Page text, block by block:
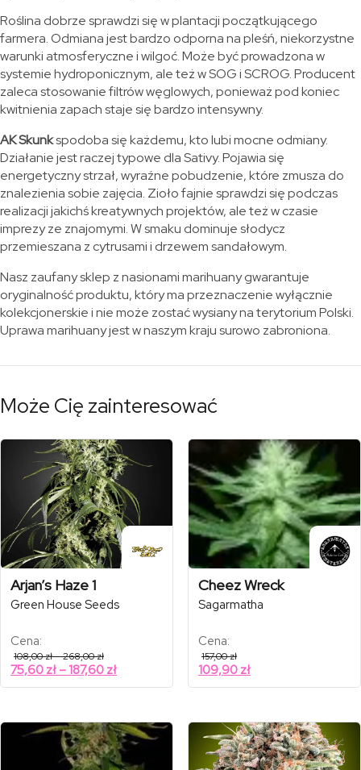
Roślina dobrze sprawdzi się w plantacji początkującego
farmera. Odmiana jest bardzo odporna na pleśń, niekorzystne
warunki atmosferyczne i wilgoć. Może być prowadzona w
systemie hydroponicznym, ale też w SOG i SCROG. Producent
zaleca stosowanie filtrów węglowych, ponieważ pod koniec
kwitnienia zapach staje się bardzo intensywny.
AK Skunkspodoba się każdemu, kto lubi mocne odmiany.
Działanie jest raczej typowe dla Sativy. Pojawia się
energetyczny strzał, wyraźne pobudzenie, które zmusza do
znalezienia sobie zajęcia. Zioło fajnie sprawdzi się podczas
realizacji jakichś kreatywnych projektów, ale też w czasie
imprezy ze znajomymi. W smaku dominuje słodycz
przemieszana z cytrusami i drzewem sandałowym.
Nasz zaufany sklep z nasionami marihuany gwarantuje
oryginalność produktu, który ma przeznaczenie wyłącznie
kolekcjonerskie i nie może zostać wysiany na terytorium Polski.
Uprawa marihuany jest w naszym kraju surowo zabroniona.
Może Cię zainteresować
Arjan’s Haze 1
Green House Seeds
Cena:
108,00zł–268,00złZakres
cen:
od
108,00 zł
75,60 zł – 187,60 złZakres
cen:
do
187,60 zł
Cheez Wreck
Sagarmatha
Cena:
157,00zł
109,90 zł